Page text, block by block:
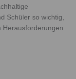
Schüler so wichtig,
Herausforderungen